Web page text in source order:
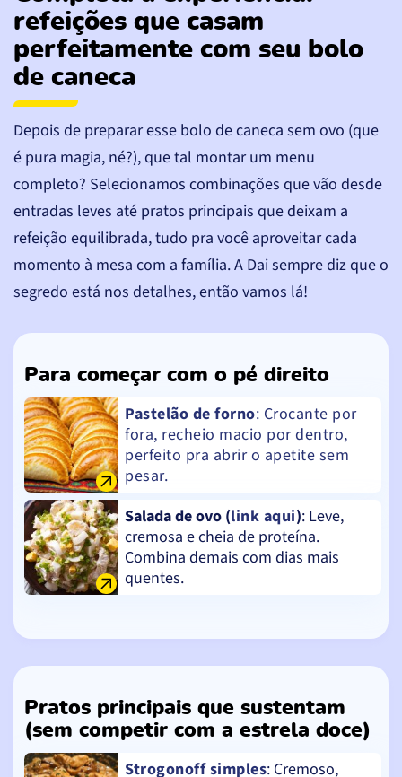
refeições que casam
perfeitamente com seu bolo
de caneca
Depois de preparar esse bolo de caneca sem ovo (que
é pura magia, né?), que tal montar um menu
completo? Selecionamos combinações que vão desde
entradas leves até pratos principais que deixam a
refeição equilibrada, tudo pra você aproveitar cada
momento à mesa com a família. A Dai sempre diz que o
segredo está nos detalhes, então vamos lá!
Para começar com o pé direito
Pastelão de forno: Crocante por
fora, recheio macio por dentro,
perfeito pra abrir o apetite sem
pesar.
Salada de ovo (link aqui): Leve,
cremosa e cheia de proteína.
Combina demais com dias mais
quentes.
Pratos principais que sustentam
(sem competir com a estrela doce)
Strogonoff simples: Cremoso,